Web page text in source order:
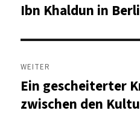
Vorheriger
Ibn Khaldun in
WEITER
Nächster
Beitrag:
Ein gescheiterter
zwischen den